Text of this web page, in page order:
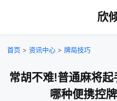
欣
首页 > 资讯中心 > 牌局技巧
常胡不难!普通麻将
哪种便携控